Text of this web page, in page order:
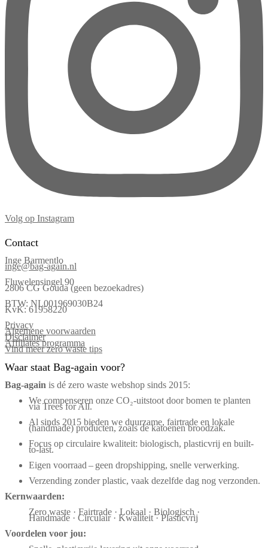
Volg op Instagram
Contact
Inge Barmentlo
inge@bag-again.nl
Fluwelensingel 90
2806 CG Gouda (geen bezoekadres)
BTW: NL001969030B24
KvK: 61958220
Privacy
Algemene voorwaarden
Disclaimer
Affiliates programma
Vind meer zero waste tips
Waar staat Bag-again voor?
Bag‑again is dé zero waste webshop sinds 2015:
We compenseren onze CO₂-uitstoot door bomen te planten
via Trees for All.
Al sinds 2015 bieden we duurzame, fairtrade en lokale
(handmade) producten, zoals de katoenen broodzak.
Focus op circulaire kwaliteit: biologisch, plasticvrij en built-
to-last.
Eigen voorraad – geen dropshipping, snelle verwerking.
Verzending zonder plastic, vaak dezelfde dag nog verzonden.
Kernwaarden:
Zero waste · Fairtrade · Lokaal · Biologisch ·
Handmade · Circulair · Kwaliteit · Plasticvrij
Voordelen voor jou: